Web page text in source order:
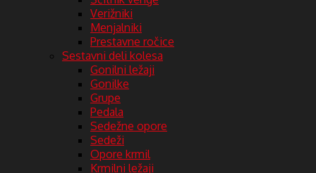
Verižniki
Menjalniki
Prestavne ročice
Sestavni deli kolesa
Gonilni ležaji
Gonilke
Grupe
Pedala
Sedežne opore
Sedeži
Opore krmil
Krmilni ležaji